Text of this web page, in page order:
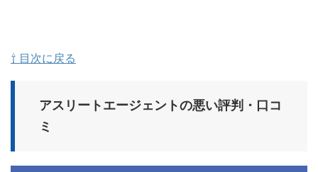
⇧ 目次に戻る
アスリートエージェントの悪い評判・口コ
ミ